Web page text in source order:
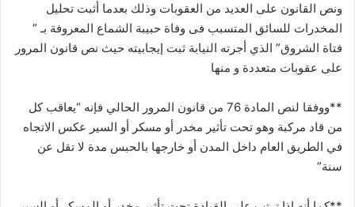
ونص القانون على العديد من العقوبات وذلك بعدما أثبت تحليل
المخدرات للسائق المتسبب فى وفاة حبيبة الشماع المعروفة بـ ”
فتاة الشروق” الذي أجرته النيابة ثبت إيجابيته حيث نص قانون المرور
على عقوبات متعددة و منها
**ووفقا لنص المادة 76 من قانون المرور الحالي فإنه “يعاقب كل
من قاد مركبة وهو تحت تأثير مخدر أو مسكر أو السير عكس الاتجاه
في الطريق العام داخل المدن أو خارجها بالحبس مدة لا تقل عن
سنة”